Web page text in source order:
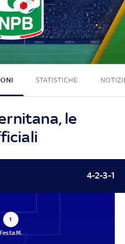
- 0
STATISTICHE
le
4-2-3-1
1
Festa M.